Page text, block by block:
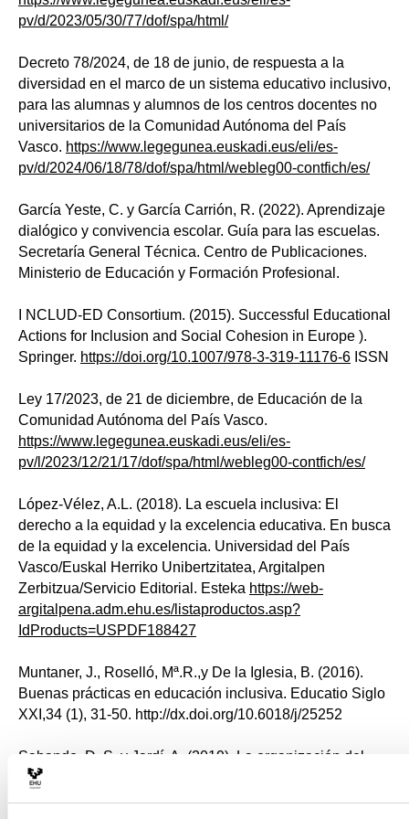
pv/d/2023/05/30/77/dof/spa/html/
Decreto 78/2024, de 18 de junio, de respuesta a la
diversidad en el marco de un sistema educativo inclusivo,
para las alumnas y alumnos de los centros docentes no
universitarios de la Comunidad Autónoma del País
Vasco. https://www.legegunea.euskadi.eus/eli/es-
pv/d/2024/06/18/78/dof/spa/html/webleg00-contfich/es/
García Yeste, C. y García Carrión, R. (2022). Aprendizaje
dialógico y convivencia escolar. Guía para las escuelas.
Secretaría General Técnica. Centro de Publicaciones.
Ministerio de Educación y Formación Profesional.
I NCLUD-ED Consortium. (2015). Successful Educational
Actions for Inclusion and Social Cohesion in Europe ).
Springer. https://doi.org/10.1007/978-3-319-11176-6 ISSN
Ley 17/2023, de 21 de diciembre, de Educación de la
Comunidad Autónoma del País Vasco.
https://www.legegunea.euskadi.eus/eli/es-
pv/l/2023/12/21/17/dof/spa/html/webleg00-contfich/es/
López-Vélez, A.L. (2018). La escuela inclusiva: El
derecho a la equidad y la excelencia educativa. En busca
de la equidad y la excelencia. Universidad del País
Vasco/Euskal Herriko Unibertzitatea, Argitalpen
Zerbitzua/Servicio Editorial. Esteka https://web-
argitalpena.adm.ehu.es/listaproductos.asp?
IdProducts=USPDF188427
Muntaner, J., Roselló, Mª.R.,y De la Iglesia, B. (2016).
Buenas prácticas en educación inclusiva. Educatio Siglo
XXI,34 (1), 31-50. http://dx.doi.org/10.6018/j/25252
Sabando, D. S. y Jardí, A. (2019). La organización del
apoyo como tarea compartida. En I. Puigdellívol, C.